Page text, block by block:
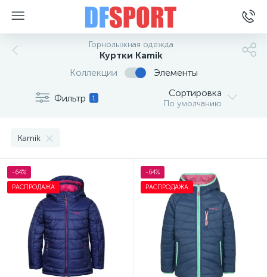
Горнолыжная одежда
Куртки Kamik
Коллекции
Элементы
Фильтр 1 Сортировка
По умолчанию
Kamik
-64%
РАСПРОДАЖА
-64%
РАСПРОДАЖА